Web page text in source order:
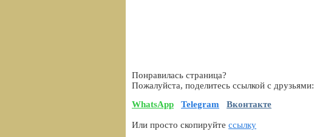
Понравилась страница?
Пожалуйста, поделитесь ссылкой с друзьями:
WhatsApp
Telegram Вконтакте
Или просто скопируйте ссылку